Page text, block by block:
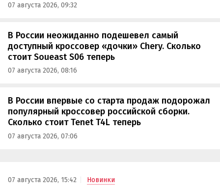
07 августа 2026, 09:32
В России неожиданно подешевел самый
доступный кроссовер «дочки» Chery. Сколько
стоит Soueast S06 теперь
07 августа 2026, 08:16
В России впервые со старта продаж подорожал
популярный кроссовер российской сборки.
Сколько стоит Tenet T4L теперь
07 августа 2026, 07:06
07 августа 2026, 15:42 Новинки